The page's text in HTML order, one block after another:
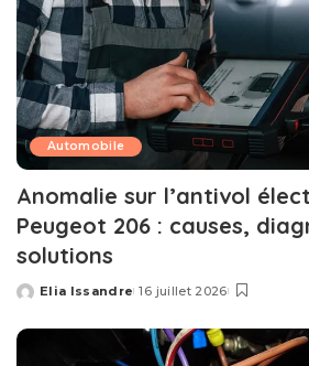
Automobile
Anomalie sur l’antivol
Peugeot 206 : causes,
solutions
Posted
Elia Issandre 16 juillet 2026